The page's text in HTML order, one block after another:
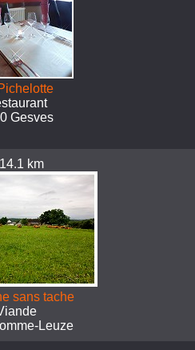
Gesves
km
sans tache
Leuze